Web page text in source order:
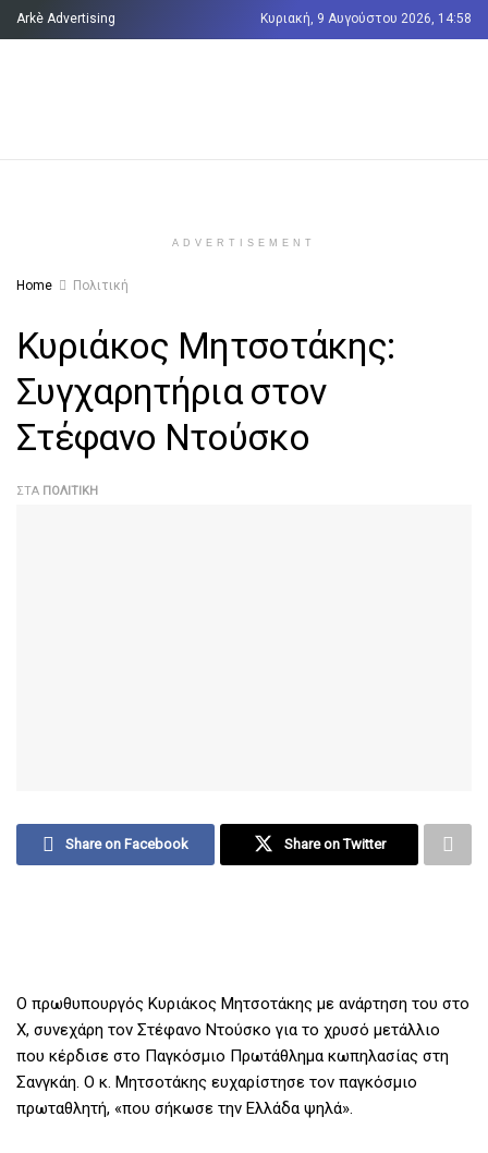
Arkè Advertising Κυριακή, 9 Αυγούστου 2026, 14:58
ADVERTISEMENT
Home Πολιτική
Κυριάκος Μητσοτάκης:
Συγχαρητήρια στον
Στέφανο Ντούσκο
ΣΤΑ ΠΟΛΙΤΙΚΉ
Share on Facebook Share on Twitter
Ο πρωθυπουργός Κυριάκος Μητσοτάκης με ανάρτηση του στο
Χ, συνεχάρη τον Στέφανο Ντούσκο για το χρυσό μετάλλιο
που κέρδισε στο Παγκόσμιο Πρωτάθλημα κωπηλασίας στη
Σανγκάη. Ο κ. Μητσοτάκης ευχαρίστησε τον παγκόσμιο
πρωταθλητή, «που σήκωσε την Ελλάδα ψηλά».